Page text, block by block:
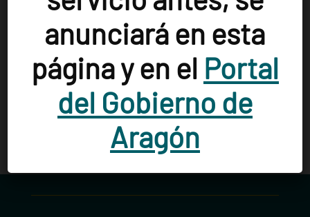
El Grado(1) Escarrilla (1) Esplús(1)
Estada(1) Estadilla(1) Fiscal (1)
Fonz(1) Fraga (2) Huesca (3)
(29)
anunciará en esta
página y en el Portal
del Gobierno de
Aragón